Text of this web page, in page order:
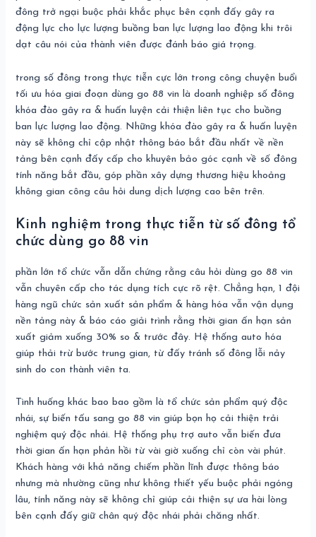
đông trở ngại buộc phải khắc phục bên cạnh đấy gây ra
động lực cho lực lượng buồng ban lực lượng lao động khi trôi
dạt câu nói của thành viên được đánh báo giá trọng.
trong số đông trong thực tiễn cực lớn trong công chuyện buổi
tối ưu hóa giai đoạn dùng go 88 vin là doanh nghiệp số đông
khóa đào gây ra & huấn luyện cải thiện liên tục cho buồng
ban lực lượng lao động. Những khóa đào gây ra & huấn luyện
này sẽ không chỉ cập nhật thông báo bắt đầu nhất về nền
tảng bên cạnh đấy cấp cho khuyên bảo góc cạnh về số đông
tính năng bắt đầu, góp phần xây dựng thương hiệu khoảng
không gian công câu hỏi dung dịch lượng cao bên trên.
Kinh nghiệm trong thực tiễn từ số đông tổ
chức dùng go 88 vin
phần lớn tổ chức vẫn dẫn chứng rằng câu hỏi dùng go 88 vin
vẫn chuyên cấp cho tác dụng tích cực rõ rệt. Chẳng hạn, 1 đội
hàng ngũ chức sản xuất sản phẩm & hàng hóa vẫn vận dụng
nền tảng này & báo cáo giải trình rằng thời gian ấn hạn sản
xuất giảm xuống 30% so & trước đây. Hệ thống auto hóa
giúp thải trừ bước trung gian, từ đấy tránh số đông lỗi nảy
sinh do con thành viên ta.
Tình huống khác bao bao gồm là tổ chức sản phẩm quý độc
nhái, sự biến tấu sang go 88 vin giúp bọn họ cải thiện trải
nghiệm quý độc nhái. Hệ thống phụ trợ auto vẫn biến đưa
thời gian ấn hạn phản hồi từ vài giờ xuống chỉ còn vài phút.
Khách hàng với khả năng chiếm phần lĩnh được thông báo
nhưng mà nhường cũng như không thiết yếu buộc phải ngóng
lâu, tính năng này sẽ không chỉ giúp cải thiện sự ưa hài lòng
bên cạnh đấy giữ chân quý độc nhái phải chăng nhất.